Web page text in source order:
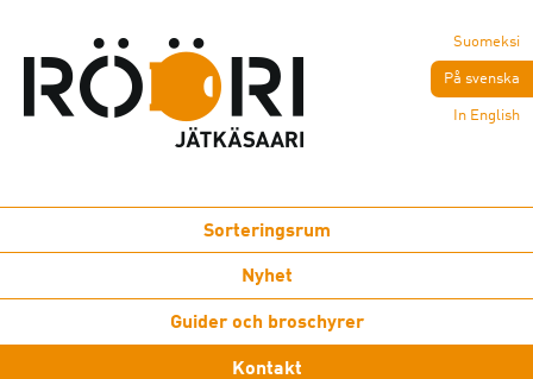
Suomeksi
På svenska
In English
Sorteringsrum
Nyhet
Guider och broschyrer
Kontakt